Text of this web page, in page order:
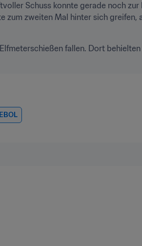
Schuss konnte gerade noch zur
zum zweiten Mal hinter sich greifen,
fallen. Dort behielten